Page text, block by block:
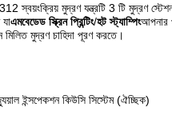
স্বয়ংক্রিয় মুদ্রণ যন্ত্রটি 3 টি মুদ্রণ
এমবেডেড স্ক্রিন প্রিন্টিং/হট স্ট্যাম্পিংআপনার
মিলিত মুদ্রণ চাহিদা পূরণ করতে।
ইন্সপেকশন কিউসি সিস্টেম (ঐচ্ছিক)